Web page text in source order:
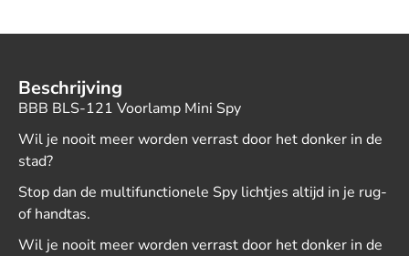
Beschrijving
BBB BLS-121 Voorlamp Mini Spy
Wil je nooit meer worden verrast door het donker in de
stad?
Stop dan de multifunctionele Spy lichtjes altijd in je rug-
of handtas.
Wil je nooit meer worden verrast door het donker in de